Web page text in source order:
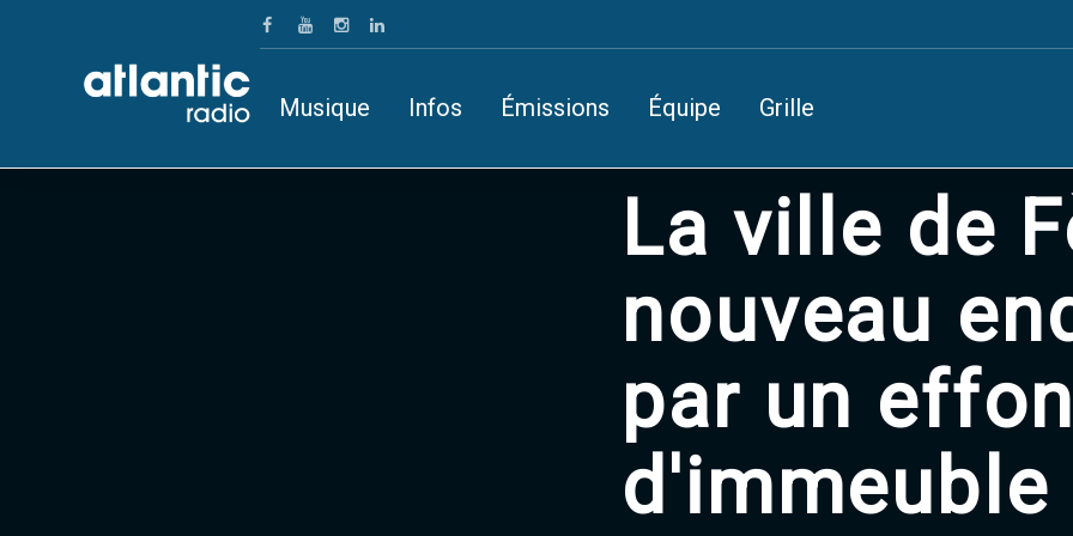
Musique Infos Émissions Équipe Grille
La ville de
nouveau
par un